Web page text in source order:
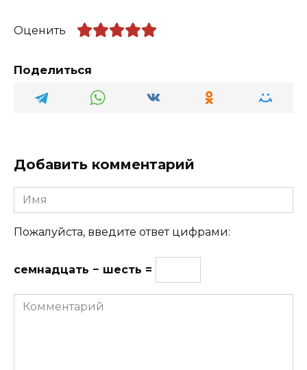
Оценить
Поделиться
Добавить комментарий
Имя
Пожалуйста, введите ответ цифрами:
семнадцать − шесть =
Комментарий